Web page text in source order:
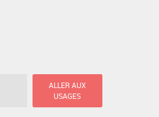
ALLER AUX
USAGES